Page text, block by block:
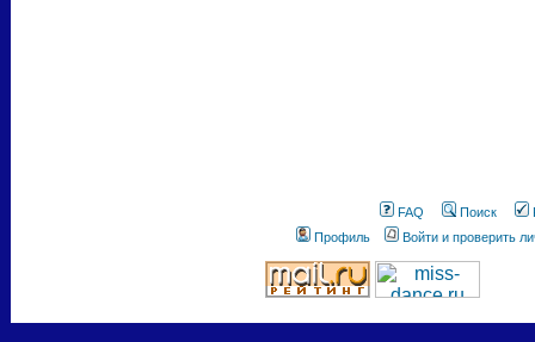
FAQ Поиск
Профиль
Войти и проверить